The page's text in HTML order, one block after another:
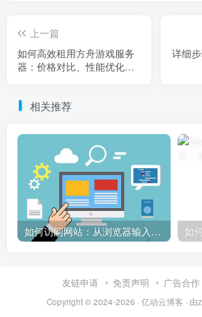
上一篇
如何高效租用方舟游戏服务
器：价格对比、性能优化与
详细
相关推荐
如何访问网站：从浏览器输入到页面加载的完整步骤详解
友链申请 免责声明 广告合作
Copyright © 2024-2026 · 亿动云博客 · 由